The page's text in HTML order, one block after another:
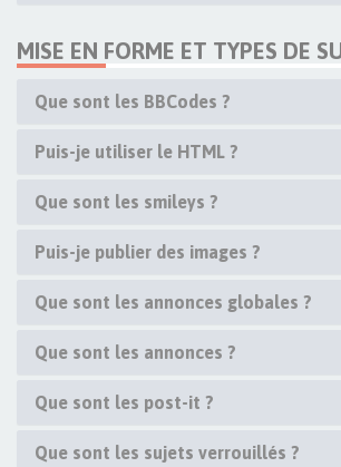
MISE EN FORME ET TYPES DE
Que sont les BBCodes ?
Puis-je utiliser le HTML ?
Que sont les smileys ?
Puis-je publier des images ?
Que sont les annonces globales ?
Que sont les annonces ?
Que sont les post-it ?
Que sont les sujets verrouillés ?